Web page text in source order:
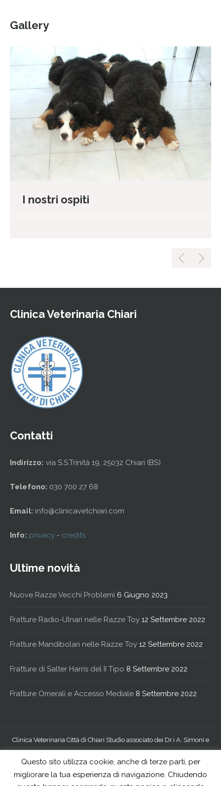
Gallery
I nostri ospiti
Clinica Veterinaria Chiari
Contatti
Indirizzo: via S.S.Trinità 19, 25032 Chiari (BS)
Telefono: 030 700 27 68
Email: info@clinicavetchiari.com
Info: privacy - credits
Ultime novità
Nuove Razze Vecchi Problemi 6 Giugno 2023
Fratture Radio-Ulnari nelle Razze Toy 12 Settembre 2022
Fratture Mandibolari nelle Razze Toy 12 Settembre 2022
Fratture di Salter Harris del II Tipo 8 Settembre 2022
Fratture Omerali e Accesso Mediale 8 Settembre 2022
Clinica Veterinaria Città di Chiari Studio associato dei Dr.i A. Simoni e
02256010980
Questo sito utilizza cookie, anche di terze parti, per
migliorare la tua esperienza di navigazione. Chiudendo